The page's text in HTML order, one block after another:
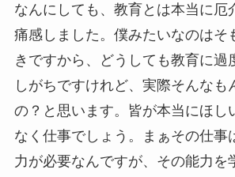
なんにしても、教育とは本当に厄
痛感しました。僕みたいなのはそ
きですから、どうしても教育に過
しがちですけれど、実際そんなも
の？と思います。皆が本当にほし
なく仕事でしょう。まぁその仕事
力が必要なんですが、その能力を